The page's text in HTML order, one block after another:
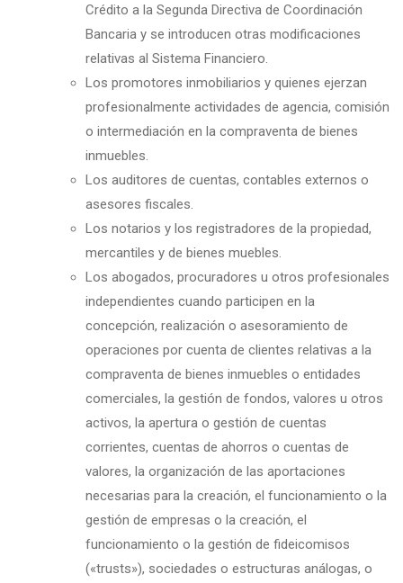
Crédito a la Segunda Directiva de Coordinación
Bancaria y se introducen otras modificaciones
relativas al Sistema Financiero.
Los promotores inmobiliarios y quienes ejerzan
profesionalmente actividades de agencia, comisión
o intermediación en la compraventa de bienes
inmuebles.
Los auditores de cuentas, contables externos o
asesores fiscales.
Los notarios y los registradores de la propiedad,
mercantiles y de bienes muebles.
Los abogados, procuradores u otros profesionales
independientes cuando participen en la
concepción, realización o asesoramiento de
operaciones por cuenta de clientes relativas a la
compraventa de bienes inmuebles o entidades
comerciales, la gestión de fondos, valores u otros
activos, la apertura o gestión de cuentas
corrientes, cuentas de ahorros o cuentas de
valores, la organización de las aportaciones
necesarias para la creación, el funcionamiento o la
gestión de empresas o la creación, el
funcionamiento o la gestión de fideicomisos
(«trusts»), sociedades o estructuras análogas, o